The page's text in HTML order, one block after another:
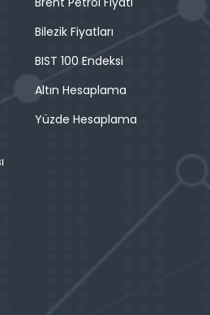
Bilezik Fiyatları
BIST 100 Endeksi
Altın Hesaplama
Yüzde Hesaplama